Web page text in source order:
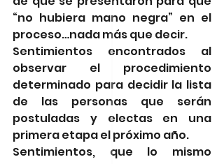
“no hubiera mano negra” en el
proceso…nada más que decir.
Sentimientos encontrados al
observar el procedimiento
determinado para decidir la lista
de las personas que serán
postuladas y electas en una
primera etapa el próximo año.
Sentimientos, que lo mismo